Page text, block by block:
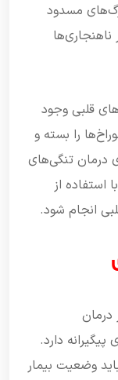
رگ‌های مسدود
قلبی وجود
را بسته و
درمان تنگی‌های
استفاده از
انجام شود.
درمان
دارد.
وضعیت بیمار